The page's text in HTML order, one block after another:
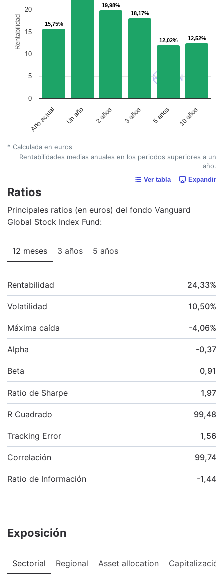
Rentabilidad 15,75%
15,75%
19,98%
19,98%
18,17%
18,17%
12,02%
12,02% 12,52%
12,52%
Año actual Un año 2 años 3 años 5 años 10 años
0
5
10
15
20
* Calculada en euros
Rentabilidades medias anuales en los periodos superiores a un
año.
Ver tabla Expandir
Ratios
Principales ratios (en euros) del fondo Vanguard
Global Stock Index Fund:
12 meses 3 años 5 años
Rentabilidad 24,33%
Volatilidad 10,50%
Máxima caída -4,06%
Alpha -0,37
Beta 0,91
Ratio de Sharpe 1,97
R Cuadrado 99,48
Tracking Error 1,56
Correlación 99,74
Ratio de Información -1,44
Exposición
Sectorial Regional Asset allocation Capitalización